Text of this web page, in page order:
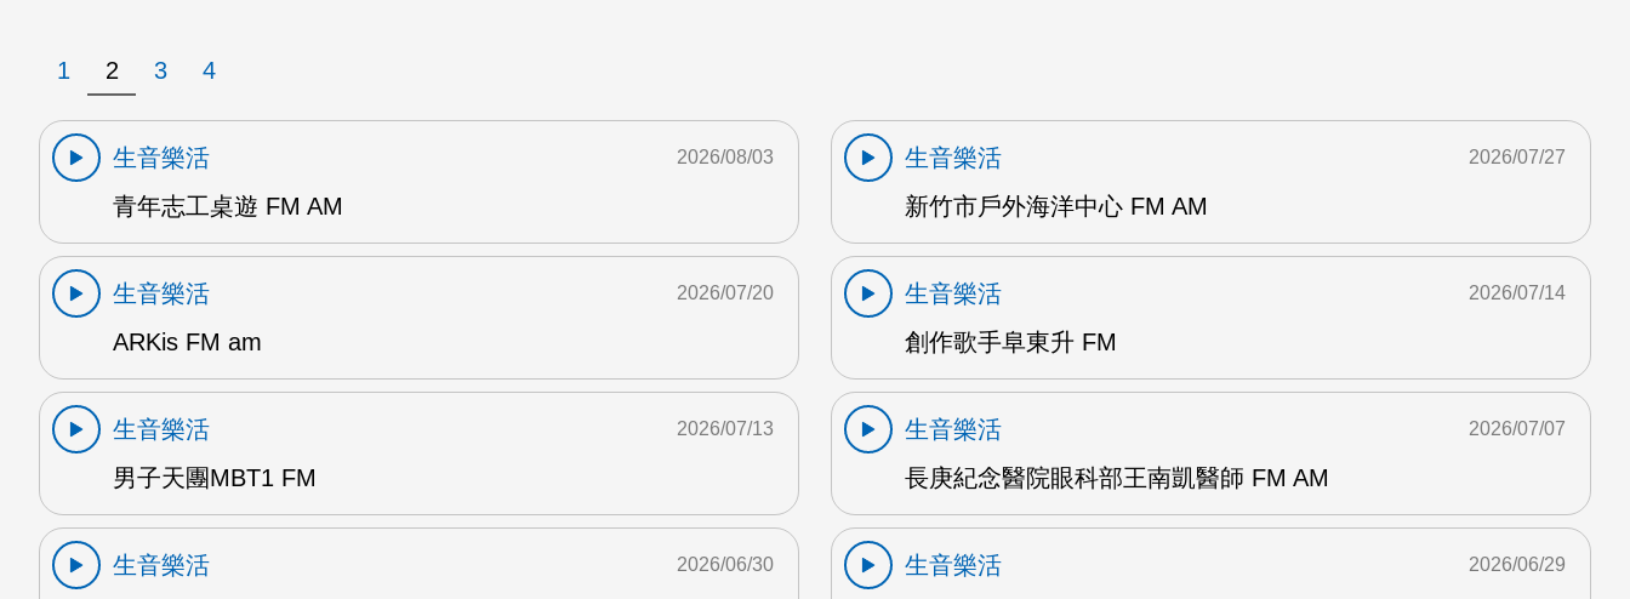
1 2 3 4
生音樂活
青年志工桌遊 FM AM
2026/08/03
生音樂活
新竹市戶外海洋中心 FM AM
2026/07/27
生音樂活
ARKis FM am
2026/07/20
生音樂活
創作歌手阜東升 FM
2026/07/14
生音樂活
男子天團MBT1 FM
2026/07/13
生音樂活
長庚紀念醫院眼科部王南凱醫師 FM AM
2026/07/07
生音樂活
2026/06/30
生音樂活
2026/06/29